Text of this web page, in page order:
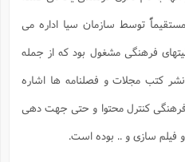
توسط سازمان سیا اداره می
فرهنگی مشغول بود که از جمله
کتب مجلات و فصلنامه ها اشاره
فرهنگی کنترل محتوا و حتی جهت دهی
فیلم سازی و .. بوده است.